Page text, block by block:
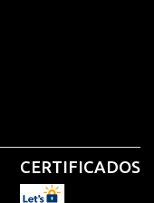
CERTIFICADOS